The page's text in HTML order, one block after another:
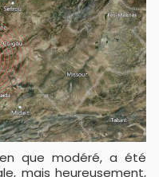
mais heureusement,